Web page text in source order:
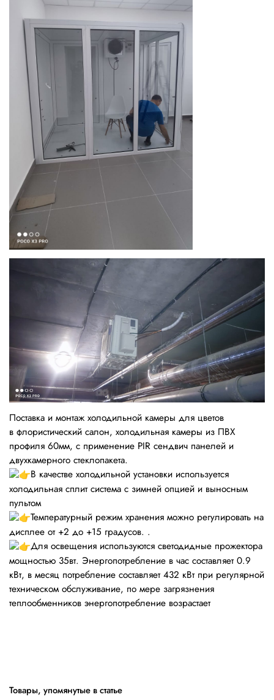
Поставка и монтаж холодильной камеры для цветов
в флористический салон, холодильная камеры из ПВХ
профиля 60мм, с применение PIR сендвич панелей и
двухкамерного стеклопакета.
В качестве холодильной установки используется
холодильная сплит система с зимней опцией и выносным
пультом
Температурный режим хранения можно регулировать на
дисплее от +2 до +15 градусов. .
Для освещения используются светодидные прожектора
мощностью 35вт. Энергопотребление в час составляет 0.9
кВт, в месяц потребление составляет 432 кВт при регулярной
техническом обслуживание, по мере загрязнения
теплообменников энергопотребление возрастает
Товары, упомянутые в статье